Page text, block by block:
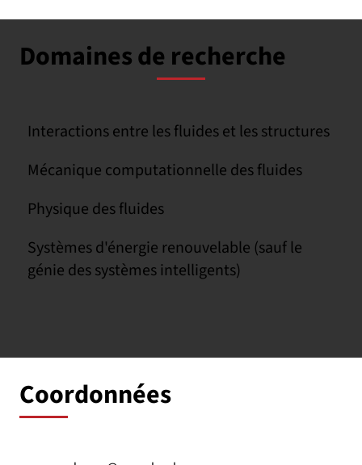
Domaines de recherche
Interactions entre les fluides et les structures
Mécanique computationnelle des fluides
Physique des fluides
Systèmes d'énergie renouvelable (sauf le
génie des systèmes intelligents)
Coordonnées